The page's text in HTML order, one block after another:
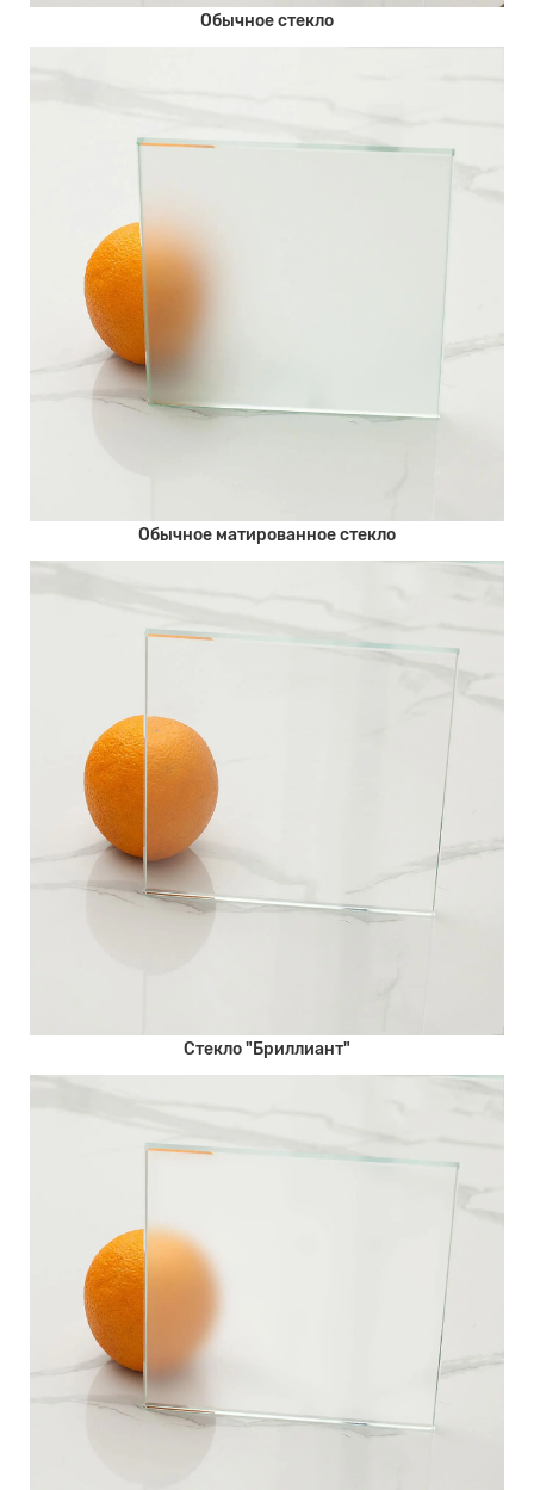
Обычное стекло
Обычное матированное стекло
Стекло "Бриллиант"